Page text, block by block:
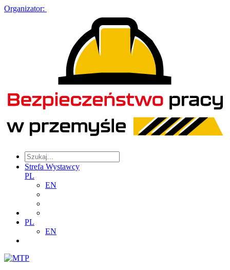
Organizator:
Strefa Wystawcy
PL
EN
PL
EN